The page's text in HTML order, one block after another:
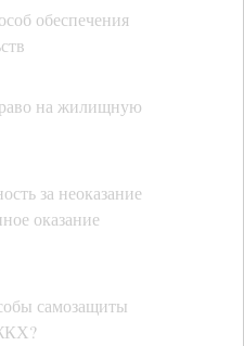
обеспечения
на жилищную
за неоказание
оказание
самозащиты